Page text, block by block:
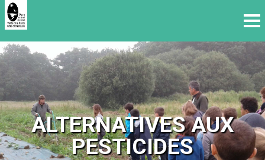
ALTERNATIVES AUX
PESTICIDES